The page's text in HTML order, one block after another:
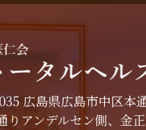
広島県広島市中区本
りアンデルセン側、金